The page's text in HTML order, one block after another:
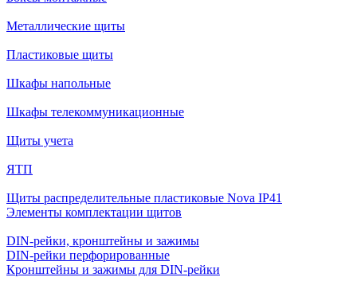
Металлические щиты
Пластиковые щиты
Шкафы напольные
Шкафы телекоммуникационные
Щиты учета
ЯТП
Щиты распределительные пластиковые Nova IP41
Элементы комплектации щитов
DIN-рейки, кронштейны и зажимы
DIN-рейки перфорированные
Кронштейны и зажимы для DIN-рейки